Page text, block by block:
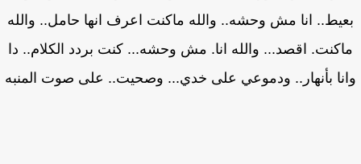
انا مش وحشه.. والله ماكنت اعرف انها حامل.. والله
اقصد... والله انا. مش وحشه... كنت بردد الكلام.. دا
بأنهار.. ودموعي على خدي... وصحيت.. على صوت المنبه